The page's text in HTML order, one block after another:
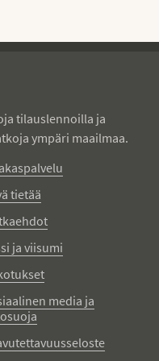
tilauslennoilla ja
ympäri maailmaa.
tietää
ja viisumi
media ja